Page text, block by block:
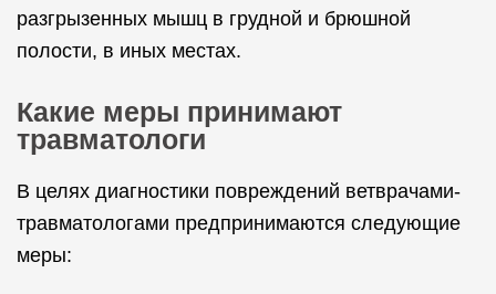
разгрызенных мышц в грудной и брюшной
полости, в иных местах.
Какие меры принимают
травматологи
В целях диагностики повреждений ветврачами-
травматологами предпринимаются следующие
меры: